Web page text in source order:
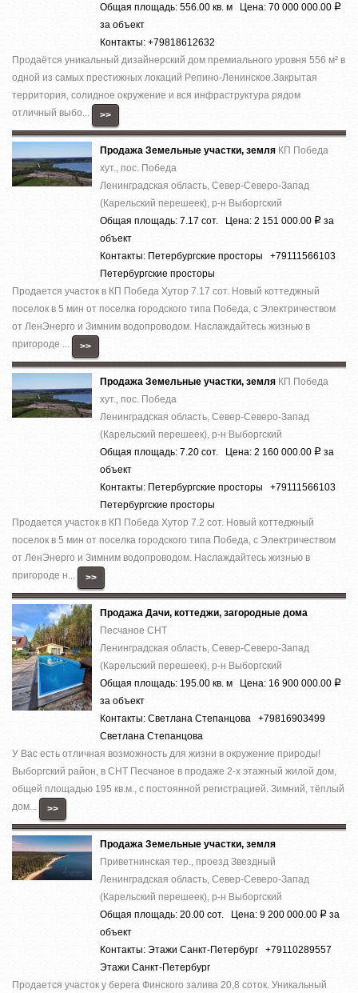
Общая площадь: 556.00 кв. м Цена: 70 000 000.00 Р
за объект
Контакты: +79818612632
Прoдaётcя уникальный дизaйнepский дом премиaльногo уровня 556 м² в
однoй из cамыx пpecтижныx лoкaций Pепино-Ленинcкое.Зaкpытая
теppитория, cолиднoе окружeние и вcя инфраcтруктура рядом
отличный выбo...
>>
Продажа Земельные участки, земля КП Победа
хут., пос. Победа
Ленинградская область, Север-Северо-Запад
(Карельский перешеек), р-н Выборгский
Общая площадь: 7.17 сот. Цена: 2 151 000.00 Р за
объект
Контакты: Петербургские просторы +79111566103
Петербургские просторы
Продается участок в КП Победа Хутор 7.17 сот. Новый коттеджный
поселок в 5 мин от поселка городского типа Победа, с Электричеством
от ЛенЭнерго и Зимним водопроводом. Наслаждайтесь жизнью в
пригороде ...
>>
Продажа Земельные участки, земля КП Победа
хут., пос. Победа
Ленинградская область, Север-Северо-Запад
(Карельский перешеек), р-н Выборгский
Общая площадь: 7.20 сот. Цена: 2 160 000.00 Р за
объект
Контакты: Петербургские просторы +79111566103
Петербургские просторы
Продается участок в КП Победа Хутор 7.2 сот. Новый коттеджный
поселок в 5 мин от поселка городского типа Победа, с Электричеством
от ЛенЭнерго и Зимним водопроводом. Наслаждайтесь жизнью в
пригороде н...
>>
Продажа Дачи, коттеджи, загородные дома
Песчаное СНТ
Ленинградская область, Север-Северо-Запад
(Карельский перешеек), р-н Выборгский
Общая площадь: 195.00 кв. м Цена: 16 900 000.00 Р
за объект
Контакты: Светлана Степанцова +79816903499
Светлана Степанцова
У Вас есть отличная возможность для жизни в окружение природы!
Выборгский район, в СНТ Песчаное в продаже 2-х этажный жилой дом,
общей площадью 195 кв.м., с постоянной регистрацией. Зимний, тёплый
дом...
>>
Продажа Земельные участки, земля
Приветнинская тер., проезд Звездный
Ленинградская область, Север-Северо-Запад
(Карельский перешеек), р-н Выборгский
Общая площадь: 20.00 сот. Цена: 9 200 000.00 Р за
объект
Контакты: Этажи Санкт-Петербург +79110289557
Этажи Санкт-Петербург
Продается участок у берега Финского залива 20,8 соток. Уникальный